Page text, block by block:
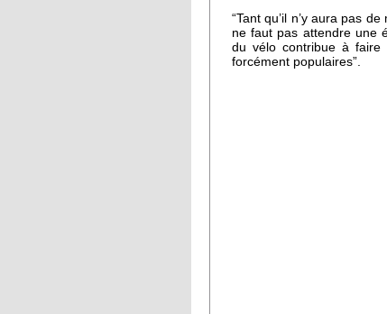
“Tant qu’il n’y aura pas
ne faut pas attendre une
du vélo contribue à faire
forcément populaires”.